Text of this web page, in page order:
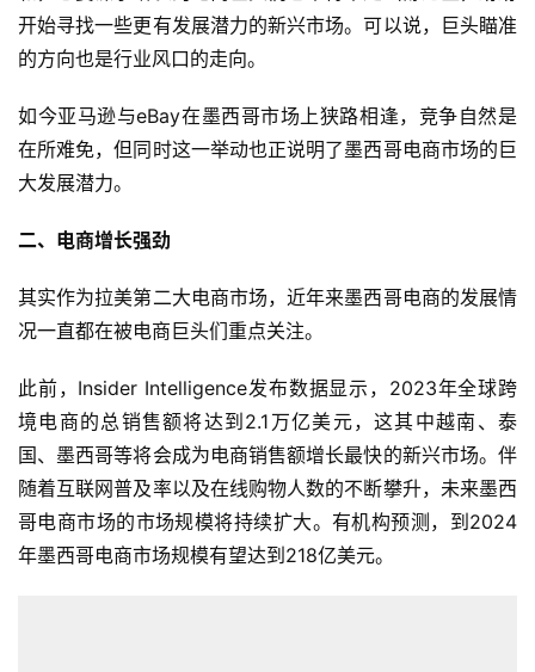
页
全
开
跨
境
百
科
社
媒
营
开始寻找一些更有发展潜力的新兴市场。可以说，巨头瞄准
的方向也是行业风口的走向。
如今亚马逊与eBay在墨西哥市场上狭路相逢，竞争自然是
在所难免，但同时这一举动也正说明了墨西哥电商市场的巨
大发展潜力。
二、电商增长强劲
其实作为拉美第二大电商市场，近年来墨西哥电商的发展情
况一直都在被电商巨头们重点关注。
此前，Insider Intelligence发布数据显示，2023年全球跨
境电商的总销售额将达到2.1万亿美元，这其中越南、泰
国、墨西哥等将会成为电商销售额增长最快的新兴市场。伴
随着互联网普及率以及在线购物人数的不断攀升，未来墨西
哥电商市场的市场规模将持续扩大。有机构预测，到2024
年墨西哥电商市场规模有望达到218亿美元。